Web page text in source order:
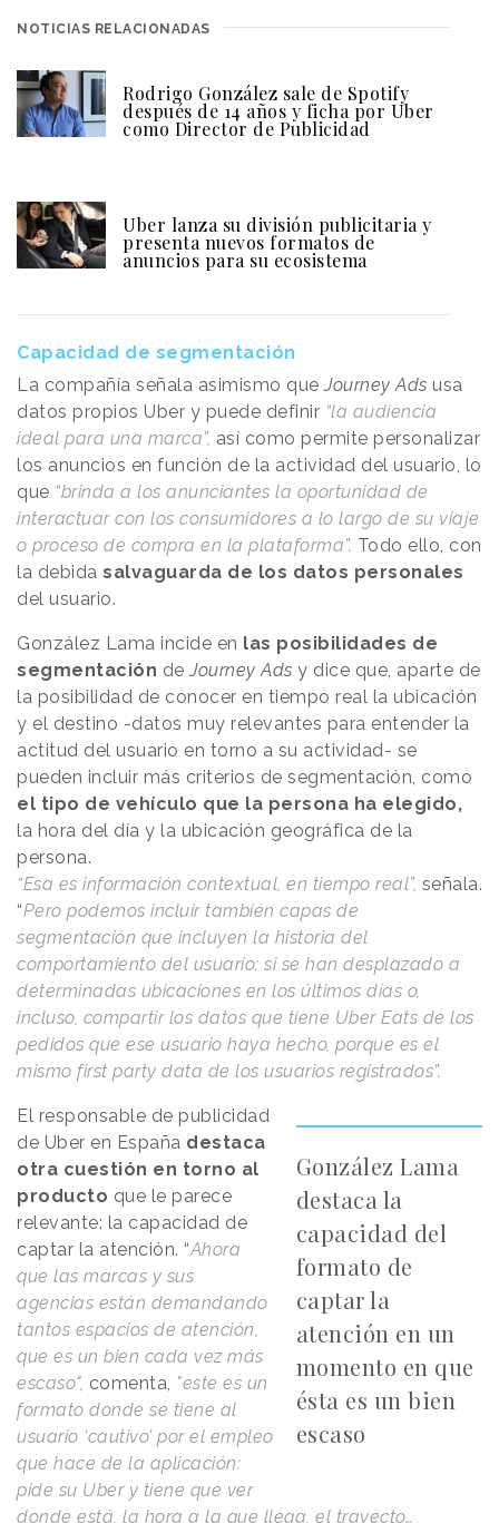
NOTICIAS RELACIONADAS
Rodrigo González sale de Spotify
después de 14 años y ficha por Uber
como Director de Publicidad
Uber lanza su división publicitaria y
presenta nuevos formatos de
anuncios para su ecosistema
Capacidad de segmentación
La compañía señala asimismo queJourney Ads usa
datos propios Uber y puede definir “la audiencia
ideal para una marca”, así como permite personalizar
los anuncios en función de la actividad del usuario, lo
que “brinda a los anunciantes la oportunidad de
interactuar con los consumidores a lo largo de su viaje
o proceso de compra en la plataforma”. Todo ello, con
la debida salvaguarda de los datos personales
del usuario.
González Lama incide en las posibilidades de
segmentación deJourney Ads y dice que, aparte de
la posibilidad de conocer en tiempo real la ubicación
y el destino -datos muy relevantes para entender la
actitud del usuario en torno a su actividad- se
pueden incluir más criterios de segmentación, como
el tipo de vehículo que la persona ha elegido,
la hora del día y la ubicación geográfica de la
persona.
“Esa es información contextual, en tiempo real”, señala.
“Pero podemos incluir también capas de
segmentación que incluyen la historia del
comportamiento del usuario: si se han desplazado a
determinadas ubicaciones en los últimos días o,
incluso, compartir los datos que tiene Uber Eats de los
pedidos que ese usuario haya hecho, porque es el
mismo first party data de los usuarios registrados”.
González Lama
destaca la
capacidad del
formato de
captar la
atención en un
momento en que
ésta es un bien
escaso
El responsable de publicidad
de Uber en España destaca
otra cuestión en torno al
producto que le parece
relevante: la capacidad de
captar la atención. “Ahora
que las marcas y sus
agencias están demandando
tantos espacios de atención,
que es un bien cada vez más
escaso", comenta, "este es un
formato donde se tiene al
usuario ‘cautivo’ por el empleo
que hace de la aplicación:
pide su Uber y tiene que ver
donde está, la hora a la que llega, el trayecto…